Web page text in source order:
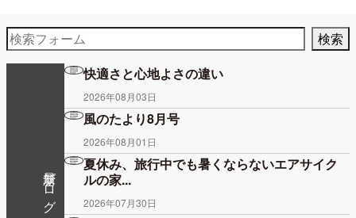
最新ブログ
快適さと心地よさの違い
2026年08月03日
風のたより8月号
2026年08月01日
夏休み、旅行中でも暑くならないエアサイク
ルの家...
2026年07月30日